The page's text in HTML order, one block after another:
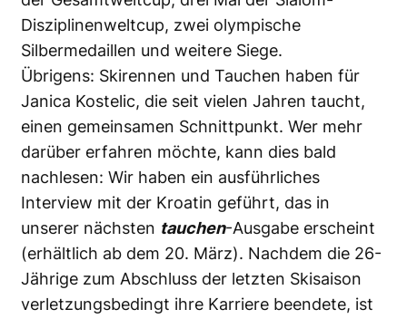
Disziplinenweltcup, zwei olympische
Silbermedaillen und weitere Siege.
Übrigens: Skirennen und Tauchen haben für
Janica Kostelic, die seit vielen Jahren taucht,
einen gemeinsamen Schnittpunkt. Wer mehr
darüber erfahren möchte, kann dies bald
nachlesen: Wir haben ein ausführliches
Interview mit der Kroatin geführt, das in
unserer nächsten tauchen-Ausgabe erscheint
(erhältlich ab dem 20. März). Nachdem die 26-
Jährige zum Abschluss der letzten Skisaison
verletzungsbedingt ihre Karriere beendete, ist